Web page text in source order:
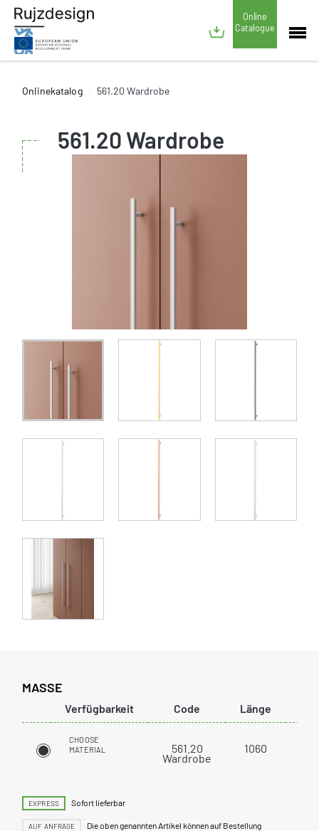
Online
Catalogue
Onlinekatalog 561.20 Wardrobe
561.20 Wardrobe
MASSE
Verfügbarkeit Code Länge
CHOOSE
MATERIAL
561.20
Wardrobe
1060
EXPRESS Sofort lieferbar
AUF ANFRAGE
Die oben genannten Artikel können auf Bestellung